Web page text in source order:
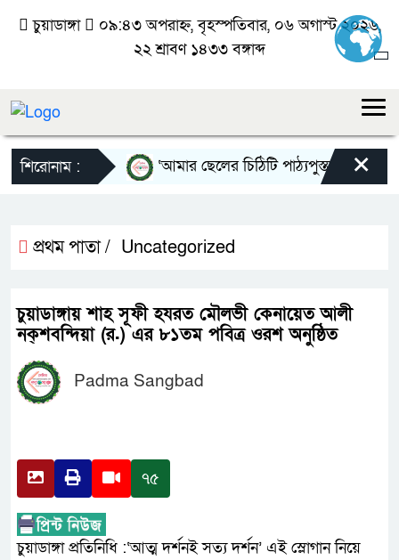
চুয়াডাঙ্গা
০৯:৪৩ অপরাহ্ন, বৃহস্পতিবার, ০৬ অগাস্ট ২০২৬,
২২ শ্রাবণ ১৪৩৩ বঙ্গাব্দ
শিরোনাম : ‘আমার ছেলের চিঠিটি পাঠ্যপুস্তকে অন্তর্ভুক্ত
×
প্রথম পাতা / Uncategorized
চুয়াডাঙ্গায় শাহ সূফী হযরত মৌলভী কেনায়েত আলী
নক্শবন্দিয়া (র.) এর ৮১তম পবিত্র ওরশ অনুষ্ঠিত
Padma Sangbad
৭৫
চুয়াডাঙ্গা প্রতিনিধি :‘আত্ম দর্শনই সত্য দর্শন’ এই স্লোগান নিয়ে